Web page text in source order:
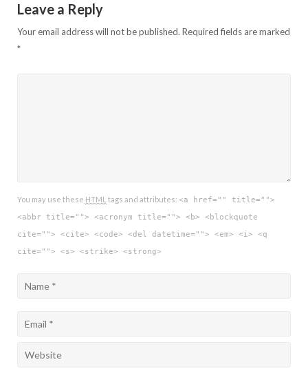
Leave a Reply
Your email address will not be published. Required fields are marked
*
You may use these HTML tags and attributes: <a href="" title="">
<abbr title=""> <acronym title=""> <b> <blockquote
cite=""> <cite> <code> <del datetime=""> <em> <i> <q
cite=""> <s> <strike> <strong>